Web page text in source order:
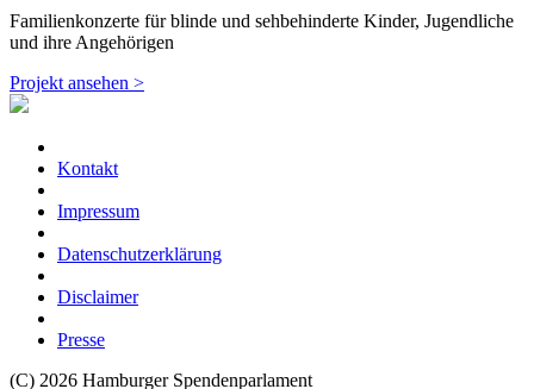
Familienkonzerte für blinde und sehbehinderte Kinder, Jugendliche
und ihre Angehörigen
Projekt ansehen >
Kontakt
Impressum
Datenschutzerklärung
Disclaimer
Presse
(C) 2026 Hamburger Spendenparlament